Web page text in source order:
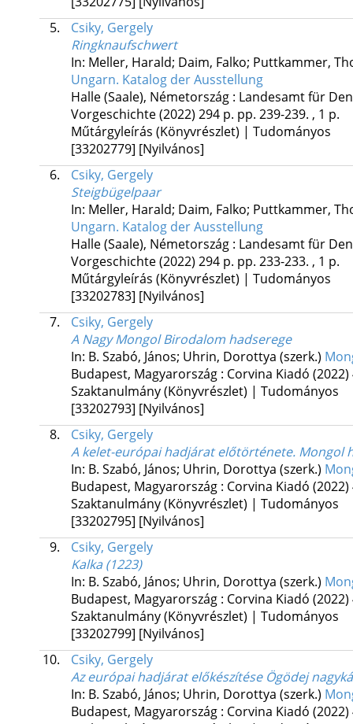
5.
Csiky, Gergely
Ringknaufschwert
In: Meller, Harald; Daim, Falko; Puttkammer,
Ungarn. Katalog der Ausstellung
Halle (Saale), Németország : Landesamt für
Vorgeschichte(2022) 294 p. pp. 239-239. , 1 p.
Műtárgyleírás (Könyvrészlet) | Tudományos
[33202779] [Nyilvános]
6.
Csiky, Gergely
Steigbügelpaar
In: Meller, Harald; Daim, Falko; Puttkammer,
Ungarn. Katalog der Ausstellung
Halle (Saale), Németország : Landesamt für
Vorgeschichte(2022) 294 p. pp. 233-233. , 1 p.
Műtárgyleírás (Könyvrészlet) | Tudományos
[33202783] [Nyilvános]
7.
Csiky, Gergely
A Nagy Mongol Birodalom hadserege
In: B. Szabó, János; Uhrin, Dorottya (szerk.)
Budapest, Magyarország : Corvina Kiadó (2022)
Szaktanulmány (Könyvrészlet) | Tudományos
[33202793] [Nyilvános]
8.
Csiky, Gergely
A kelet-európai hadjárat előtörténete. Mongol
In: B. Szabó, János; Uhrin, Dorottya (szerk.)
Budapest, Magyarország : Corvina Kiadó (2022)
Szaktanulmány (Könyvrészlet) | Tudományos
[33202795] [Nyilvános]
9.
Csiky, Gergely
Kalka (1223)
In: B. Szabó, János; Uhrin, Dorottya (szerk.)
Budapest, Magyarország : Corvina Kiadó (2022)
Szaktanulmány (Könyvrészlet) | Tudományos
[33202799] [Nyilvános]
10.
Csiky, Gergely
Az európai hadjárat előkészítése Ögödej
In: B. Szabó, János; Uhrin, Dorottya (szerk.)
Budapest, Magyarország : Corvina Kiadó (2022)